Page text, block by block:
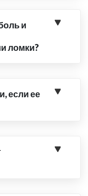
и
ломки?
если ее